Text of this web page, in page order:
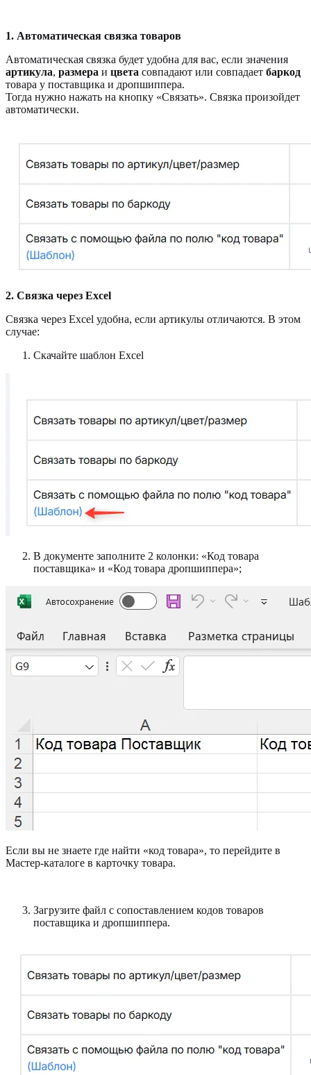
1. Автоматическая связка товаров
Автоматическая связка будет удобна для вас, если значения
артикула, размера и цвета совпадают или совпадает баркод
товара у поставщика и дропшиппера.
Тогда нужно нажать на кнопку «Связать». Связка произойдет
автоматически.
2. Связка через Excel
Связка через Excel удобна, если артикулы отличаются. В этом
случае:
Скачайте шаблон Excel
В документе заполните 2 колонки: «Код товара
поставщика» и «Код товара дропшиппера»;
Если вы не знаете где найти «код товара», то перейдите в
Мастер-каталоге в карточку товара.
Загрузите файл с сопоставлением кодов товаров
поставщика и дропшиппера.